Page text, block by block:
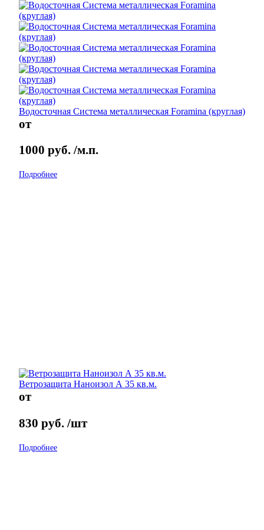
Водосточная Система металлическая Foramina (круглая)
от
1000 руб. /м.п.
Подробнее
Ветрозащита Наноизол А 35 кв.м.
от
830 руб. /шт
Подробнее